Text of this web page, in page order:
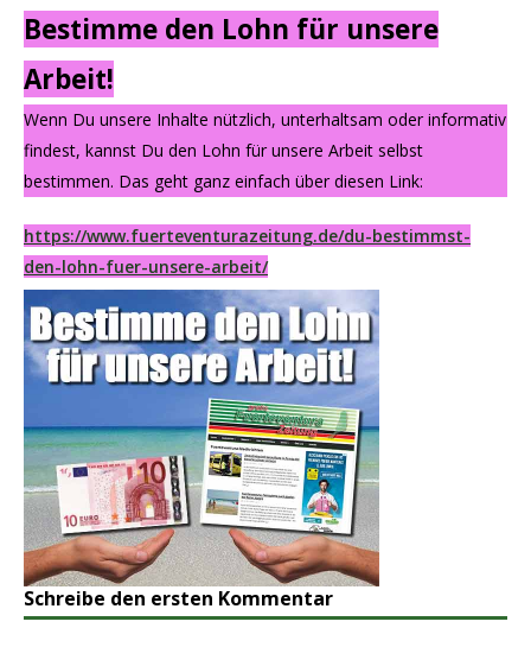
Bestimme den Lohn für unsere
Arbeit!
Wenn Du unsere Inhalte nützlich, unterhaltsam oder informativ
findest, kannst Du den Lohn für unsere Arbeit selbst
bestimmen. Das geht ganz einfach über diesen Link:
https://www.fuerteventurazeitung.de/du-bestimmst-
den-lohn-fuer-unsere-arbeit/
Schreibe den ersten Kommentar